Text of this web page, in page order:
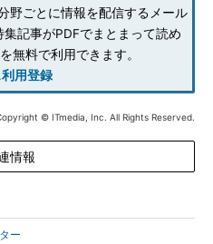
野ごとに情報を配信するメール
記事がPDFでまとまって読め
無料で利用できます。
用登録
© ITmedia, Inc. All Rights Reserved.
情報
ー